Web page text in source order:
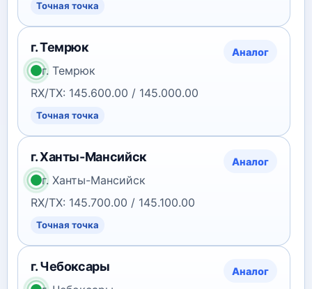
Точная точка
г. Темрюк Аналог
г. Темрюк
RX/TX: 145.600.00 / 145.000.00
Точная точка
г. Ханты-Мансийск Аналог
г. Ханты-Мансийск
RX/TX: 145.700.00 / 145.100.00
Точная точка
г. Чебоксары Аналог